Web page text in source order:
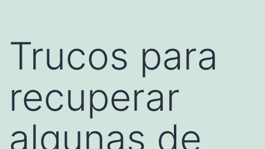
Trucos para
recuperar
algunas de